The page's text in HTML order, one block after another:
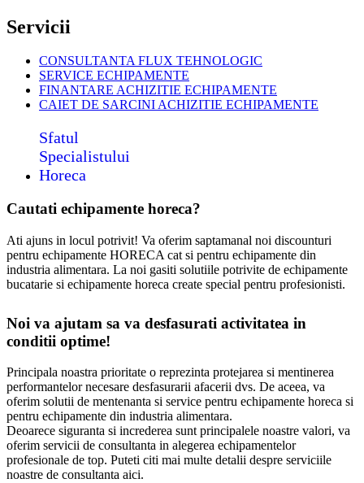
Servicii
CONSULTANTA FLUX TEHNOLOGIC
SERVICE ECHIPAMENTE
FINANTARE ACHIZITIE ECHIPAMENTE
CAIET DE SARCINI ACHIZITIE ECHIPAMENTE
Sfatul
Specialistului
Horeca
Cautati echipamente horeca?
Ati ajuns in locul potrivit! Va oferim saptamanal noi discounturi
pentru echipamente HORECA cat si pentru echipamente din
industria alimentara. La noi gasiti solutiile potrivite de echipamente
bucatarie si echipamente horeca create special pentru profesionisti.
Noi va ajutam sa va desfasurati activitatea in
conditii optime!
Principala noastra prioritate o reprezinta protejarea si mentinerea
performantelor necesare desfasurarii afacerii dvs. De aceea, va
oferim solutii de mentenanta si service pentru echipamente horeca si
pentru echipamente din industria alimentara.
Deoarece siguranta si increderea sunt principalele noastre valori, va
oferim servicii de consultanta in alegerea echipamentelor
profesionale de top. Puteti citi mai multe detalii despre serviciile
noastre de consultanta aici.